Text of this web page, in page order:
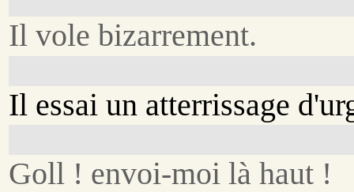
Il vole bizarrement.
Il essai un atterrissage
Goll ! envoi-moi là haut !